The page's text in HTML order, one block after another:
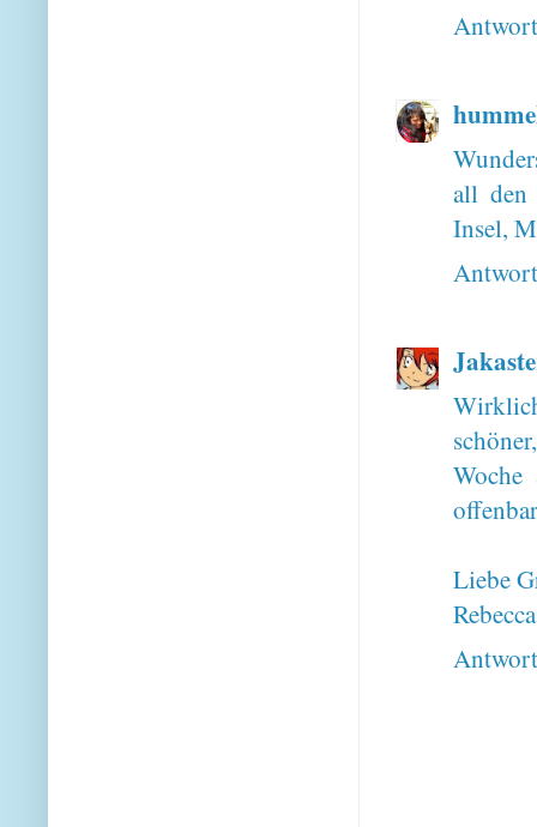
all den
Insel,
Liebe
Rebecca